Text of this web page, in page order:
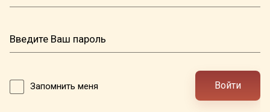
Запомнить меня Войти